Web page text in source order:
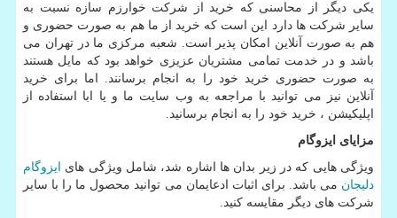
یکی دیگر از محاسنی که خرید از شرکت خوارزم سازه نسبت به
سایر شرکت ها دارد این است که خرید از ما هم به صورت حضوری و
هم به صورت آنلاین امکان پذیر است. شعبه مرکزی ما در تهران می
باشد و در خدمت تمامی مشتریان عزیزی خواهد بود که مایل هستند
به صورت حضوری خرید خود را به انجام برسانند. اما برای خرید
آنلاین نیز می توانید با مراجعه به وب سایت ما و یا ابا استفاده از
اپلیکیشن ، خرید خود را به انجام برسانید.
مزایای ایزوگام
ویژگی هایی که در زیر بدان ها اشاره شد، شامل ویژگی های
ایزوگام
دلیجان می باشد. برای اثبات ادعایمان می توانید محصول ما را با سایر
شرکت های دیگر مقایسه کنید.